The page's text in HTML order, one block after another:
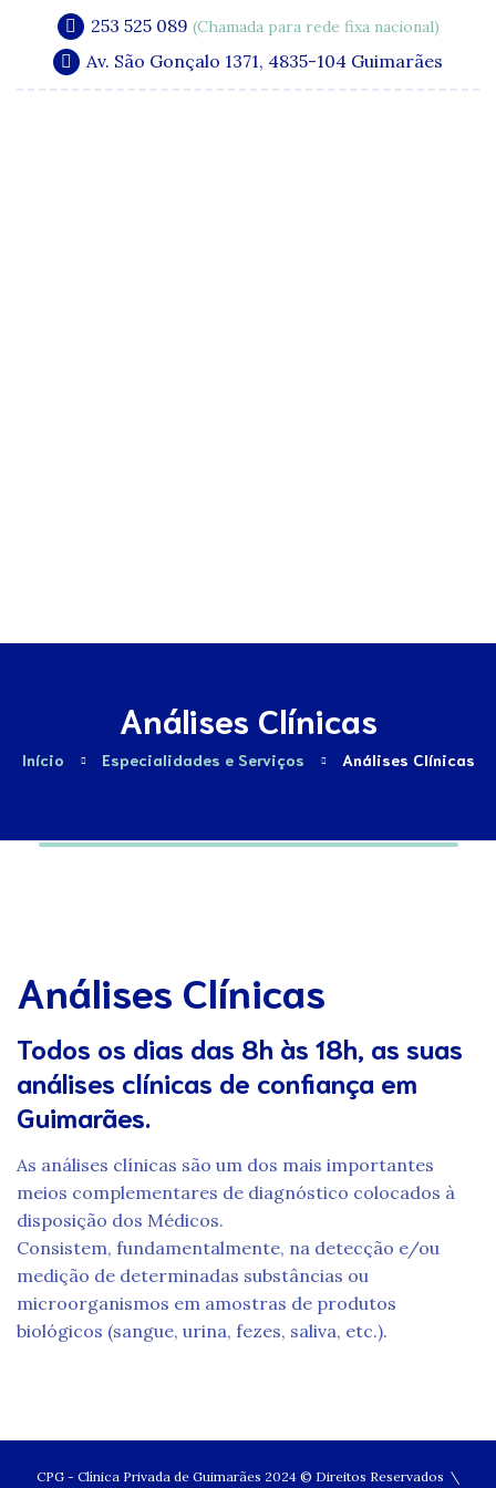
253 525 089 (Chamada para rede fixa nacional)
Av. São Gonçalo 1371, 4835-104 Guimarães
Análises Clínicas
Início Especialidades e Serviços Análises Clínicas
Análises Clínicas
Todos os dias das 8h às 18h, as suas
análises clínicas de confiança em
Guimarães.
As análises clínicas são um dos mais importantes
meios complementares de diagnóstico colocados à
disposição dos Médicos.
Consistem, fundamentalmente, na detecção e/ou
medição de determinadas substâncias ou
microorganismos em amostras de produtos
biológicos (sangue, urina, fezes, saliva, etc.).
CPG - Clínica Privada de Guimarães 2024 © Direitos Reservados \